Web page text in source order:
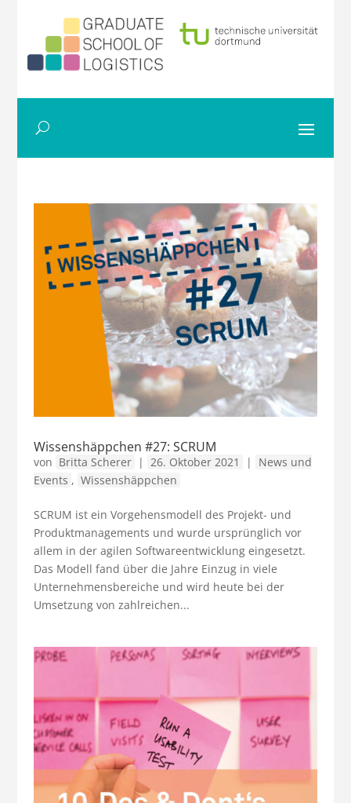
Wissenshäppchen #27: SCRUM
von Britta Scherer | 26. Oktober 2021 |
News und
Events , Wissenshäppchen
SCRUM ist ein Vorgehensmodell des Projekt- und
Produktmanagements und wurde ursprünglich vor
allem in der agilen Softwareentwicklung eingesetzt.
Das Modell fand über die Jahre Einzug in viele
Unternehmensbereiche und wird heute bei der
Umsetzung von zahlreichen...